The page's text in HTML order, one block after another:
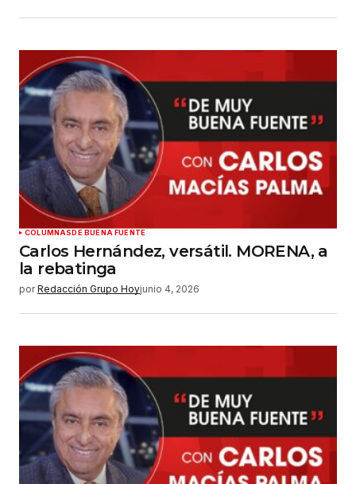
COLUMNASDE BUENA FUENTE
Carlos Hernández, versátil. MORENA, a
la rebatinga
por Redacción Grupo Hoyjunio 4, 2026